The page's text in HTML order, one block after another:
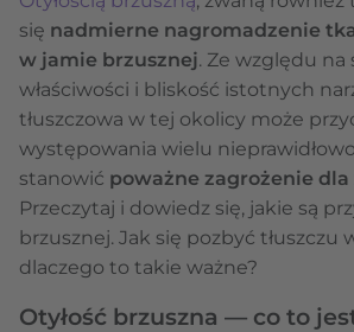
się nadmierne nagromadzenie
w jamie brzusznej. Ze względu na
właściwości i bliskość istotnych
tłuszczowa w tej okolicy może
występowania wielu
stanowić poważne zagrożenie
Przeczytaj i dowiedz się, jakie są
brzusznej. Jak się pozbyć tłuszczu
dlaczego to takie ważne?
Otyłość brzuszna — co to